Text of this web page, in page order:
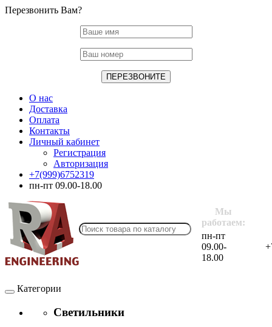
Перезвонить Вам?
О нас
Доставка
Оплата
Контакты
Личный кабинет
Регистрация
Авторизация
+7(999)6752319
пн-пт 09.00-18.00
Мы
работаем:
пн-пт
09.00-
18.00
Категории
Светильники